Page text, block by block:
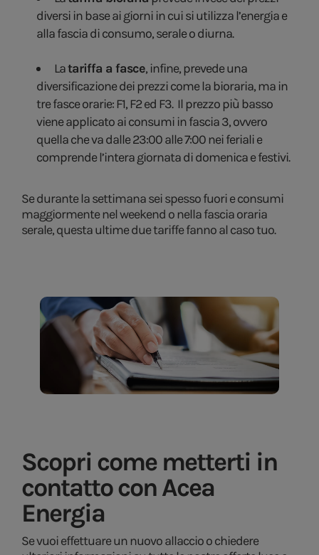
diversi in base ai giorni in cui si utilizza l’energia e
alla fascia di consumo, serale o diurna.
Latariffa a fasce, infine, prevede una
diversificazione dei prezzi come la bioraria, ma in
tre fasce orarie: F1, F2 ed F3. Il prezzo più basso
viene applicato ai consumi in fascia 3, ovvero
quella che va dalle 23:00 alle 7:00 nei feriali e
comprende l’intera giornata di domenica e festivi.
Se durante la settimana sei spesso fuori e consumi
maggiormente nel weekend o nella fascia oraria
serale, questa ultime due tariffe fanno al caso tuo.
Scopri come metterti in
contatto con Acea
Energia
Se vuoi effettuare un nuovo allaccio o chiedere